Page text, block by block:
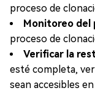
proceso de
Monitoreo del
proceso de
Verificar la
esté completa,
sean accesibles